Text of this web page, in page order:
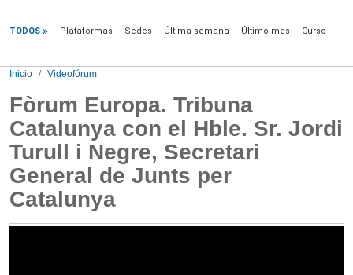
TODOS Plataformas Sedes Última semana Último mes Curso
Inicio Videofórum
Fòrum Europa. Tribuna
Catalunya con el Hble. Sr. Jordi
Turull i Negre, Secretari
General de Junts per
Catalunya